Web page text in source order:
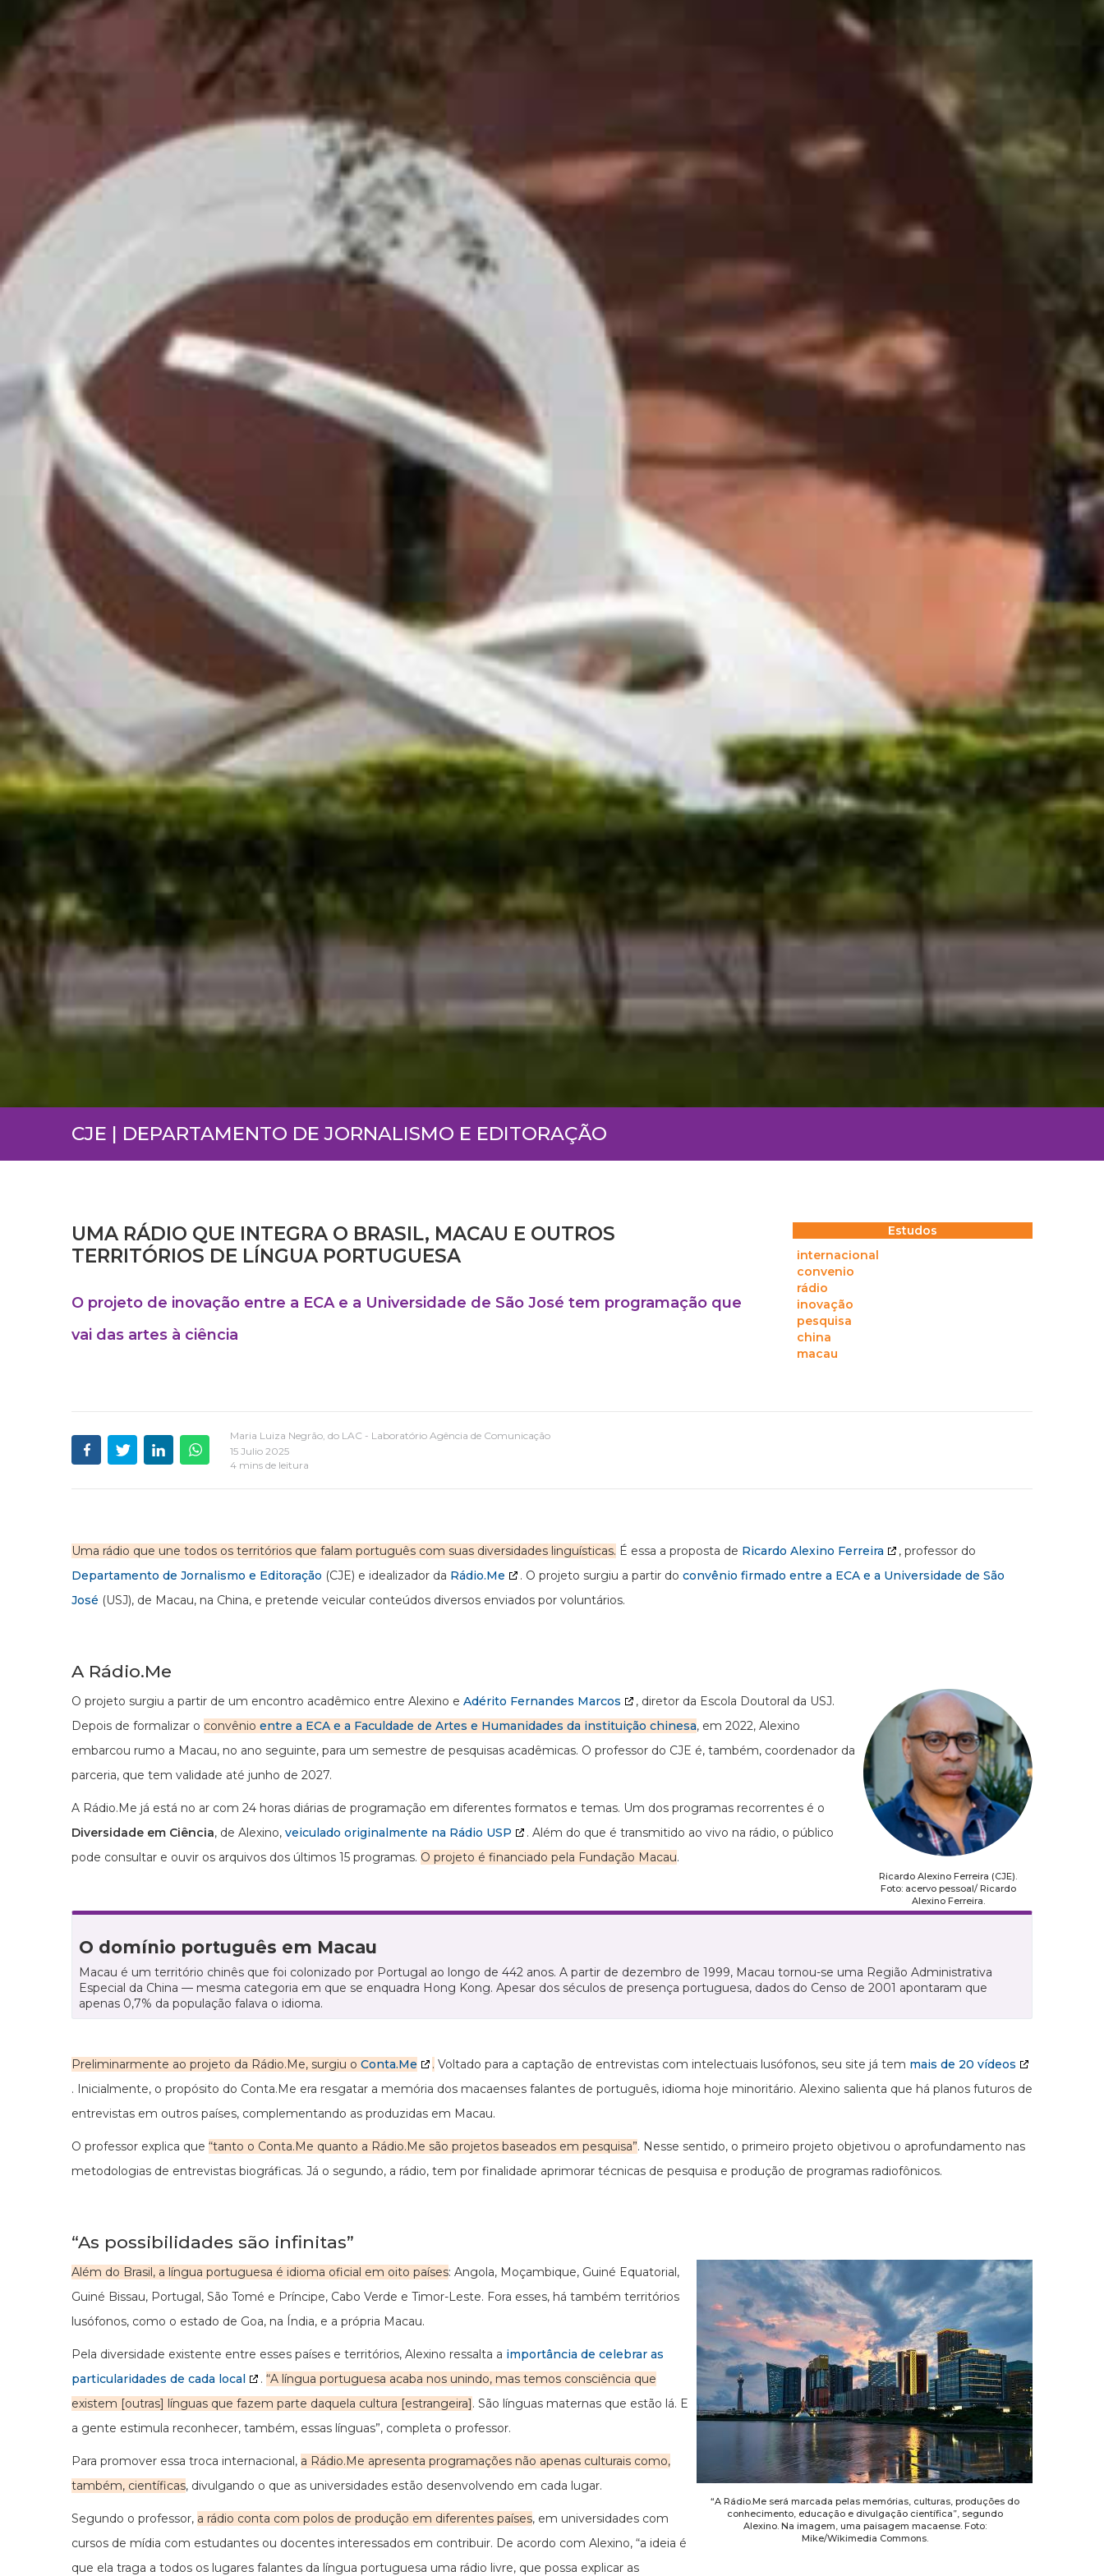
CJE | DEPARTAMENTO DE JORNALISMO E EDITORAÇÃO
UMA RÁDIO QUE INTEGRA O BRASIL, MACAU E OUTROS
TERRITÓRIOS DE LÍNGUA PORTUGUESA
O projeto de inovação entre a ECA e a Universidade de São José tem programação que
vai das artes à ciência
Estudos
internacional
convenio
rádio
inovação
pesquisa
china
macau
Maria Luiza Negrão, do LAC - Laboratório Agência de Comunicação
15 Julio 2025
4 mins de leitura
Uma rádio que une todos os territórios que falam português com suas diversidades linguísticas. É essa a proposta de Ricardo Alexino Ferreira
, professor do
Departamento de Jornalismo e Editoração (CJE) e idealizador da Rádio.Me . O projeto surgiu a partir do convênio firmado entre a ECA e a Universidade de São
José (USJ), de Macau, na China, e pretende veicular conteúdos diversos enviados por voluntários.
A Rádio.Me
Ricardo Alexino Ferreira (CJE).
Foto: acervo pessoal/ Ricardo
Alexino Ferreira.
O projeto surgiu a partir de um encontro acadêmico entre Alexino e Adérito Fernandes Marcos
, diretor da Escola Doutoral da USJ.
Depois de formalizar o convênio entre a ECA e a Faculdade de Artes e Humanidades da instituição chinesa, em 2022, Alexino
embarcou rumo a Macau, no ano seguinte, para um semestre de pesquisas acadêmicas. O professor do CJE é, também, coordenador da
parceria, que tem validade até junho de 2027.
A Rádio.Me já está no ar com 24 horas diárias de programação em diferentes formatos e temas. Um dos programas recorrentes é o
Diversidade em Ciência, de Alexino, veiculado originalmente na Rádio USP
. Além do que é transmitido ao vivo na rádio, o público
pode consultar e ouvir os arquivos dos últimos 15 programas. O projeto é financiado pela Fundação Macau.
O domínio português em Macau
Macau é um território chinês que foi colonizado por Portugal ao longo de 442 anos. A partir de dezembro de 1999, Macau tornou-se uma Região Administrativa
Especial da China — mesma categoria em que se enquadra Hong Kong. Apesar dos séculos de presença portuguesa, dados do Censo de 2001 apontaram que
apenas 0,7% da população falava o idioma.
Preliminarmente ao projeto da Rádio.Me, surgiu o Conta.Me . Voltado para a captação de entrevistas com intelectuais lusófonos, seu site já tem mais de 20 vídeos
. Inicialmente, o propósito do Conta.Me era resgatar a memória dos macaenses falantes de português, idioma hoje minoritário. Alexino salienta que há planos futuros de
entrevistas em outros países, complementando as produzidas em Macau.
O professor explica que “tanto o Conta.Me quanto a Rádio.Me são projetos baseados em pesquisa”. Nesse sentido, o primeiro projeto objetivou o aprofundamento nas
metodologias de entrevistas biográficas. Já o segundo, a rádio, tem por finalidade aprimorar técnicas de pesquisa e produção de programas radiofônicos.
“As possibilidades são infinitas”
“A Rádio.Me será marcada pelas memórias, culturas, produções do
conhecimento, educação e divulgação científica”, segundo
Alexino. Na imagem, uma paisagem macaense. Foto:
Mike/Wikimedia Commons.
Além do Brasil, a língua portuguesa é idioma oficial em oito países: Angola, Moçambique, Guiné Equatorial,
Guiné Bissau, Portugal, São Tomé e Príncipe, Cabo Verde e Timor-Leste. Fora esses, há também territórios
lusófonos, como o estado de Goa, na Índia, e a própria Macau.
Pela diversidade existente entre esses países e territórios, Alexino ressalta a importância de celebrar as
particularidades de cada local
. “A língua portuguesa acaba nos unindo, mas temos consciência que
existem [outras] línguas que fazem parte daquela cultura [estrangeira]. São línguas maternas que estão lá. E
a gente estimula reconhecer, também, essas línguas”, completa o professor.
Para promover essa troca internacional, a Rádio.Me apresenta programações não apenas culturais como,
também, científicas, divulgando o que as universidades estão desenvolvendo em cada lugar.
Segundo o professor, a rádio conta com polos de produção em diferentes países, em universidades com
cursos de mídia com estudantes ou docentes interessados em contribuir. De acordo com Alexino, “a ideia é
que ela traga a todos os lugares falantes da língua portuguesa uma rádio livre, que possa explicar as